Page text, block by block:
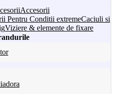
Accesorii
Pentru Conditii extremeCaciuli si
Viziere & elemente de fixare